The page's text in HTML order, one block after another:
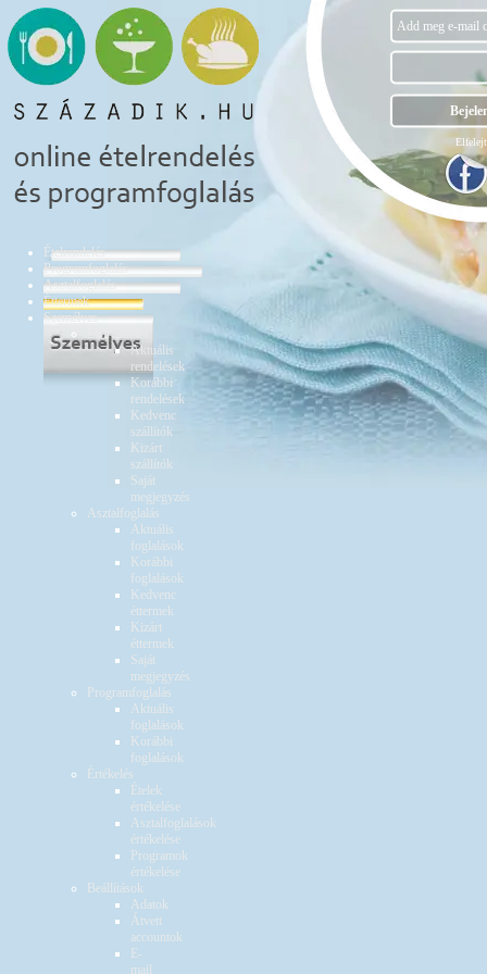
Ételrendelés
Programfoglalás
Asztalfoglalás
Éttermek
Személyes
Ételrendelés
Aktuális
rendelések
Korábbi
rendelések
Kedvenc
szállítók
Kizárt
szállítók
Saját
megjegyzés
Asztalfoglalás
Aktuális
foglalások
Korábbi
foglalások
Kedvenc
éttermek
Kizárt
éttermek
Saját
megjegyzés
Programfoglalás
Aktuális
foglalások
Korábbi
foglalások
Értékelés
Ételek
értékelése
Asztalfoglalások
értékelése
Programok
értékelése
Beállítások
Adatok
Átvett
accountok
E-
mail